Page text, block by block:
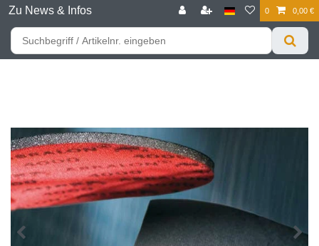
Zu News & Infos 0 0,00 €
Für bessere Preise HIER registrieren!